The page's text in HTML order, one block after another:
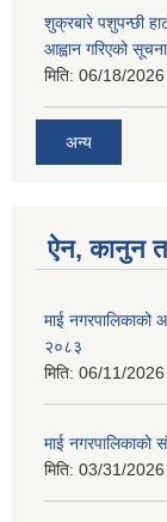
शुक्रबारे पशुपन्छी
आह्वान गरिएको सूचना
मिति: 06/18/2026
अन्य
ऐन, कानुन
माई नगरपालिकाको
२०८३
मिति: 06/11/
माई
मिति: 03/31/